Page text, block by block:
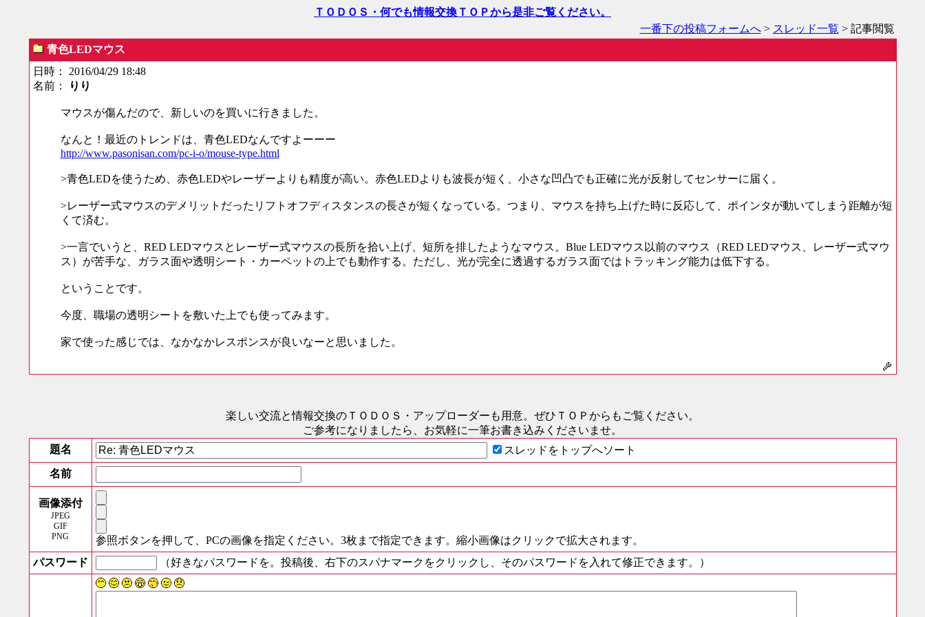
ＴＯＤＯＳ・何でも情報交換ＴＯＰから是非ご覧ください。
一番下の投稿フォームへ> スレッド一覧 > 記事閲覧
青色LEDマウス
日時： 2016/04/29 18:48
名前：
りり
マウスが傷んだので、新しいのを買いに行きました。
なんと！最近のトレンドは、青色LEDなんですよーーー
http://www.pasonisan.com/pc-i-o/mouse-type.html
>青色LEDを使うため、赤色LEDやレーザーよりも精度が高い。赤色LEDよりも波長が短く、小さな凹凸でも正確に光が反射してセンサーに届く。
>レーザー式マウスのデメリットだったリフトオフディスタンスの長さが短くなっている。つまり、マウスを持ち上げた時に反応して、ポインタが動いてしまう距離が短
くて済む。
>一言でいうと、RED LEDマウスとレーザー式マウスの長所を拾い上げ、短所を排したようなマウス。Blue LEDマウス以前のマウス（RED LEDマウス、レーザー式マウ
ス）が苦手な、ガラス面や透明シート・カーペットの上でも動作する。ただし、光が完全に透過するガラス面ではトラッキング能力は低下する。
ということです。
今度、職場の透明シートを敷いた上でも使ってみます。
家で使った感じでは、なかなかレスポンスが良いなーと思いました。
楽しい交流と情報交換のＴＯＤＯＳ ・アップローダーも用意。ぜひＴＯＰからもご覧ください。
ご参考になりましたら、お気軽に一筆お書き込みくださいませ。
題名
スレッドをトップへソート
名前
画像添付
JPEG
GIF
PNG
参照ボタンを押して、PCの画像を指定ください。3枚まで指定できます。縮小画像はクリックで拡大されます。
パスワード
（好きなパスワードを。投稿後、右下のスパナマークをクリックし、そのパスワードを入れて修正できます。）